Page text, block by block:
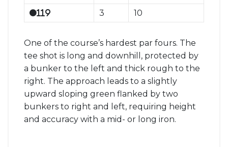
119 3 10
One of the course’s hardest par fours. The
tee shot is long and downhill, protected by
a bunker to the left and thick rough to the
right. The approach leads to a slightly
upward sloping green flanked by two
bunkers to right and left, requiring height
and accuracy with a mid- or long iron.